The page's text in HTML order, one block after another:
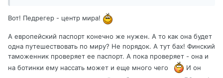
Вот! Педрегер - центр мира!
А европейский паспорт конечно же нужен. А то как она будет
одна путешествовать по миру? Не порядок. А тут бах! Финский
таможенник проверяет ее паспорт. А пока проверяет - она и
на ботинки ему нассать может и еще много чего
И он